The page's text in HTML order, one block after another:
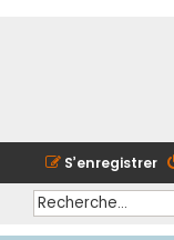
S’enregistrer